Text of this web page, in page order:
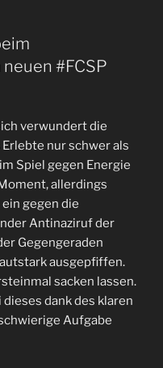
#FCSP
verwundert die
nur schwer als
Spiel gegen Energie
allerdings
gegen die
Antinaziruf der
Gegengeraden
ausgepfiffen.
sacken lassen.
dank des klaren
Aufgabe